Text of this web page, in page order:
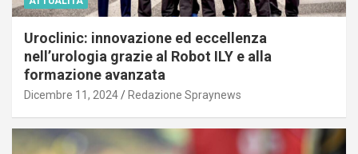
Uroclinic: innovazione ed eccellenza
nell’urologia grazie al Robot ILY e alla
formazione avanzata
Dicembre 11, 2024 Redazione Spraynews